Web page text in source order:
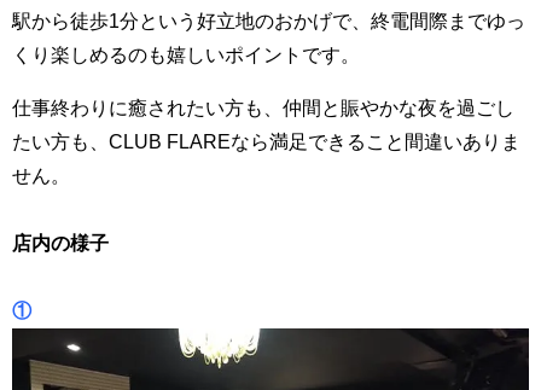
駅から徒歩1分という好立地のおかげで、終電間際までゆっ
くり楽しめるのも嬉しいポイントです。
仕事終わりに癒されたい方も、仲間と賑やかな夜を過ごし
たい方も、CLUB FLAREなら満足できること間違いありま
せん。
店内の様子
①